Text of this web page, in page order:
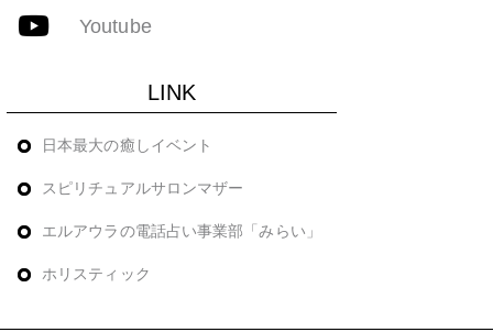
Youtube
LINK
日本最大の癒しイベント
スピリチュアルサロンマザー
エルアウラの電話占い事業部「みらい」
ホリスティック